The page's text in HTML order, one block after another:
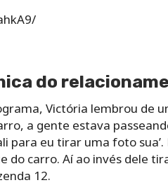
do
Victória lembrou de
a gente estava
para eu tirar uma foto sua’.
carro. Aí ao invés dele
12.